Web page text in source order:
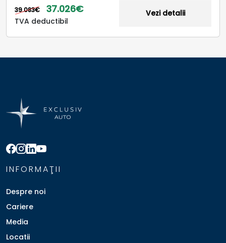
39.083€ 37.026€
TVA deductibil
Vezi detalii
INFORMAŢII
Despre noi
Cariere
Media
Locatii